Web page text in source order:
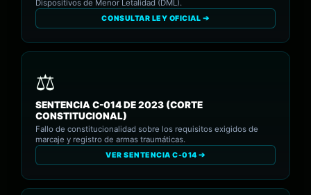
Dispositivos de Menor Letalidad (DML).
CONSULTAR LEY OFICIAL ➔
SENTENCIA C-014 DE 2023 (CORTE
CONSTITUCIONAL)
Fallo de constitucionalidad sobre los requisitos exigidos de
marcaje y registro de armas traumáticas.
VER SENTENCIA C-014 ➔